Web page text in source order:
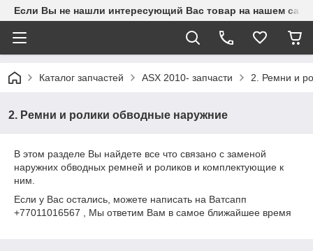
Если Вы не нашли интересующий Вас товар на нашем
Каталог запчастей ASX 2010- запчасти 2. Ремни и
2. Ремни и ролики обводные наружние
В этом разделе Вы найдете все что связано с заменой
наружних обводных ремней и роликов и комплектующие к
ним.
Если у Вас остались, можете написать на Ватсапп
+77011016567 , Мы ответим Вам в самое ближайшее время